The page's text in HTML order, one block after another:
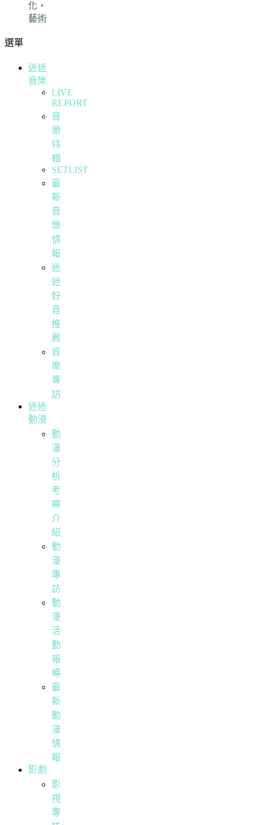
化・
藝術
選單
迷迷
音樂
LIVE
REPORT
音
樂
特
輯
SETLIST
最
新
音
樂
情
報
迷
迷
好
音
推
薦
音
樂
專
訪
迷迷
動漫
動
漫
分
析
考
察
介
紹
動
漫
專
訪
動
漫
活
動
報
導
最
新
動
漫
情
報
影劇
影
視
專